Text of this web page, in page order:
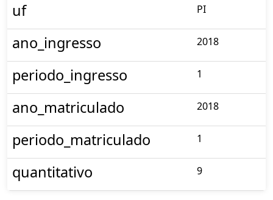
uf PI
ano_ingresso 2018
periodo_ingresso 1
ano_matriculado 2018
periodo_matriculado 1
quantitativo 9